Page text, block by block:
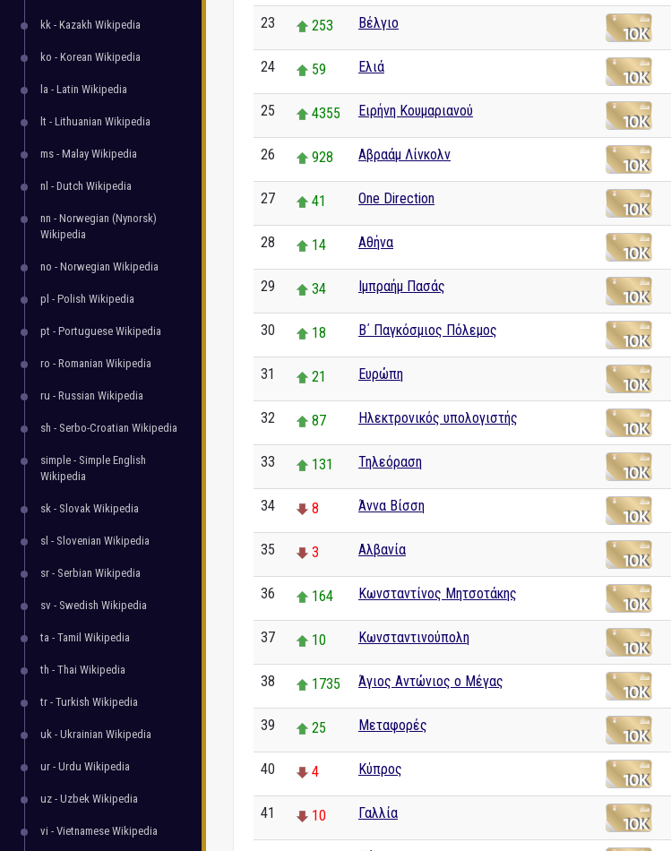
kk - Kazakh Wikipedia
ko - Korean Wikipedia
la - Latin Wikipedia
lt - Lithuanian Wikipedia
ms - Malay Wikipedia
nl - Dutch Wikipedia
nn - Norwegian (Nynorsk)
Wikipedia
no - Norwegian Wikipedia
pl - Polish Wikipedia
pt - Portuguese Wikipedia
ro - Romanian Wikipedia
ru - Russian Wikipedia
sh - Serbo-Croatian Wikipedia
simple - Simple English
Wikipedia
sk - Slovak Wikipedia
sl - Slovenian Wikipedia
sr - Serbian Wikipedia
sv - Swedish Wikipedia
ta - Tamil Wikipedia
th - Thai Wikipedia
tr - Turkish Wikipedia
uk - Ukrainian Wikipedia
ur - Urdu Wikipedia
uz - Uzbek Wikipedia
vi - Vietnamese Wikipedia
23 253 Βέλγιο
24 59 Ελιά
25 4355 Ειρήνη Κουμαριανού
26 928 Αβραάμ Λίνκολν
27 41 One Direction
28 14 Αθήνα
29 34 Ιμπραήμ Πασάς
30 18 Β΄ Παγκόσμιος Πόλεμος
31 21 Ευρώπη
32 87 Ηλεκτρονικός υπολογιστής
33 131 Τηλεόραση
34 8 Άννα Βίσση
35 3 Αλβανία
36 164 Κωνσταντίνος Μητσοτάκης
37 10 Κωνσταντινούπολη
38 1735 Άγιος Αντώνιος ο Μέγας
39 25 Μεταφορές
40 4 Κύπρος
41 10 Γαλλία